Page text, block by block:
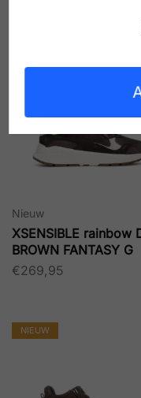
MEPHISTO MOBILS
Nieuw
XSENSIBLE rainbow
BROWN FANTASY G
€269,95
NIEUW